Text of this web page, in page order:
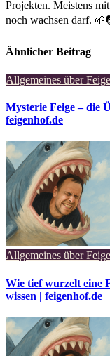
Projekten. Meistens
noch wachsen darf.
Ähnlicher Beitrag
Allgemeines über
Mysterie Feige – die
feigenhof.de
Allgemeines über
Wie tief wurzelt eine
wissen | feigenhof.de